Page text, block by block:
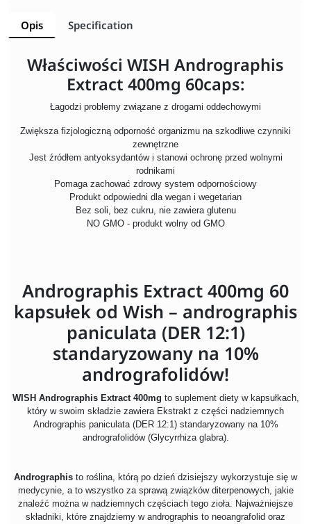
Opis Specification
Właściwości WISH Andrographis
Extract 400mg 60caps:
Łagodzi problemy związane z drogami oddechowymi
Zwiększa fizjologiczną odporność organizmu na szkodliwe czynniki
zewnętrzne
Jest źródłem antyoksydantów i stanowi ochronę przed wolnymi
rodnikami
Pomaga zachować zdrowy system odpornościowy
Produkt odpowiedni dla wegan i wegetarian
Bez soli, bez cukru, nie zawiera glutenu
NO GMO - produkt wolny od GMO
Andrographis Extract 400mg 60
kapsułek od Wish – andrographis
paniculata (DER 12:1)
standaryzowany na 10%
andrografolidów!
WISH Andrographis Extract 400mg to suplement diety w kapsułkach,
który w swoim składzie zawiera Ekstrakt z części nadziemnych
Andrographis paniculata (DER 12:1) standaryzowany na 10%
andrografolidów (Glycyrrhiza glabra).
Andrographis to roślina, którą po dzień dzisiejszy wykorzystuje się w
medycynie, a to wszystko za sprawą związków diterpenowych, jakie
znaleźć można w nadziemnych częściach tego zioła. Najważniejsze
składniki, które znajdziemy w andrographis to neoangrafolid oraz